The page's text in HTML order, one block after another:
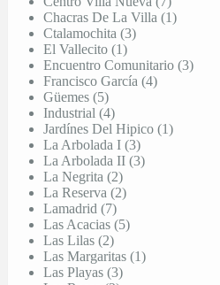
Chacras De La Villa (1)
Ctalamochita (3)
El Vallecito (1)
Encuentro Comunitario (3)
Francisco García (4)
Güemes (5)
Industrial (4)
Jardínes Del Hipico (1)
La Arbolada I (3)
La Arbolada II (3)
La Negrita (2)
La Reserva (2)
Lamadrid (7)
Las Acacias (5)
Las Lilas (2)
Las Margaritas (1)
Las Playas (3)